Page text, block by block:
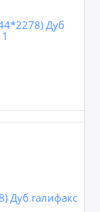
Дуб
Дуб галифакс